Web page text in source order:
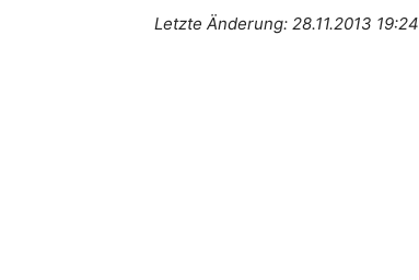
Letzte Änderung: 28.11.2013 19:24